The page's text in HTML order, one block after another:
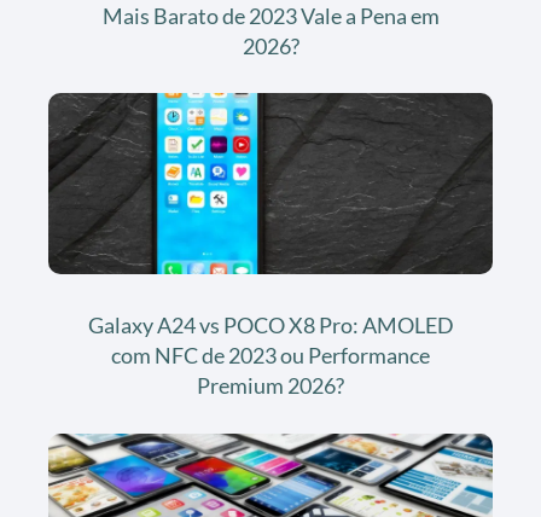
Mais Barato de 2023 Vale a Pena em
2026?
Galaxy A24 vs POCO X8 Pro: AMOLED
com NFC de 2023 ou Performance
Premium 2026?